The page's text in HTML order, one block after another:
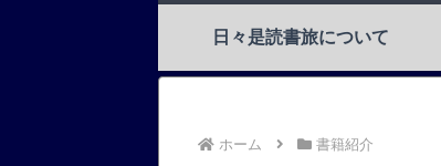
日々是読書旅について
ホーム 書籍紹介